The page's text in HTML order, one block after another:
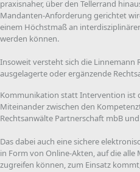
praxisnaher, über den Tellerrand
Mandanten-Anforderung gerichtet
einem Höchstmaß an
werden können.
Insoweit versteht sich die Linnemann
ausgelagerte oder ergänzende
Kommunikation statt Intervention ist
Miteinander zwischen den
Rechtsanwälte Partnerschaft mbB
Das dabei auch eine sichere
in Form von Online-Akten, auf die
zugreifen können, zum Einsatz